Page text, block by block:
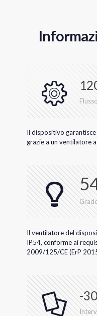
Il dispositivo
grazie a un ventilatore
Il ventilatore del
IP54, conforme ai
2009/125/CE (ErP
-